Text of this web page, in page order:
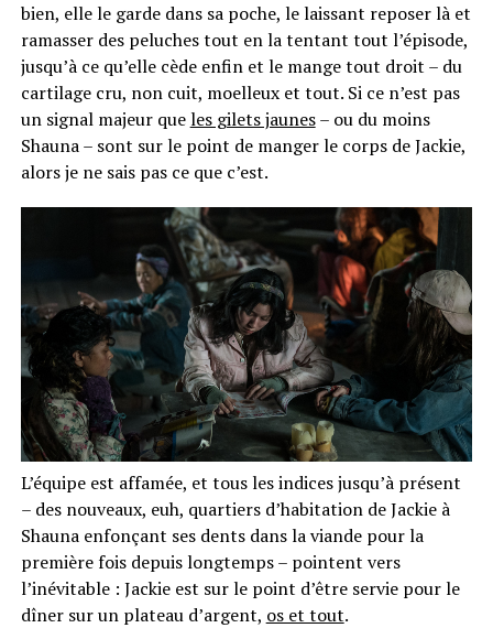
bien, elle le garde dans sa poche, le laissant reposer là et
ramasser des peluches tout en la tentant tout l’épisode,
jusqu’à ce qu’elle cède enfin et le mange tout droit – du
cartilage cru, non cuit, moelleux et tout. Si ce n’est pas
un signal majeur queles gilets jaunes– ou du moins
Shauna – sont sur le point de manger le corps de Jackie,
alors je ne sais pas ce que c’est.
L’équipe est affamée, et tous les indices jusqu’à présent
– des nouveaux, euh, quartiers d’habitation de Jackie à
Shauna enfonçant ses dents dans la viande pour la
première fois depuis longtemps – pointent vers
l’inévitable : Jackie est sur le point d’être servie pour le
dîner sur un plateau d’argent, os et tout.